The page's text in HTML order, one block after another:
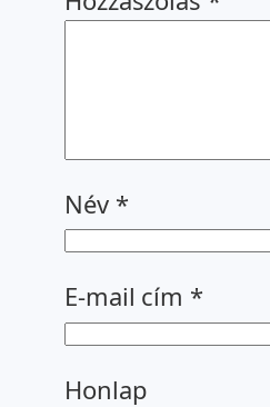
Név *
E-mail cím *
Honlap